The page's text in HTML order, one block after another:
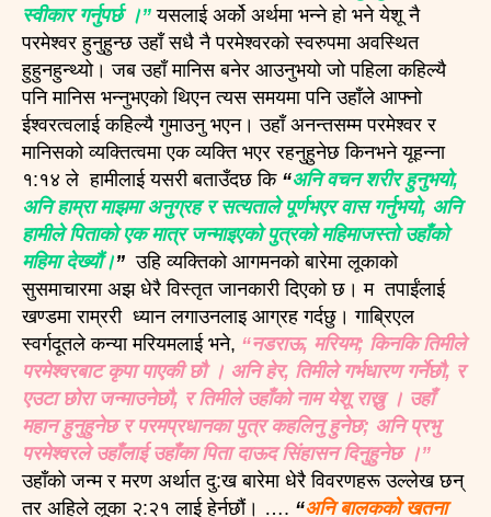
स्वीकार गर्नुपर्छ ।”यसलाई अर्को अर्थमा भन्ने हो भने येशू नै
परमेश्वर हुनुहुन्छ उहाँ सधै नै परमेश्वरको स्वरुपमा अवस्थित
हुहुनहुन्थ्यो। जब उहाँ मानिस बनेर आउनुभयो जो पहिला कहिल्यै
पनि मानिस भन्नुभएको थिएन त्यस समयमा पनि उहाँले आफ्नो
ईश्वरत्वलाई कहिल्यै गुमाउनु भएन। उहाँ अनन्तसम्म परमेश्वर र
मानिसको व्यक्तित्वमा एक व्यक्ति भएर रहनुहुनेछ किनभने यूहन्ना
१:१४ ले हामीलाई यसरी बताउँदछ कि “अनि वचन शरीर हुनुभयो,
अनि हाम्रा माझमा अनुग्रह र सत्यताले पूर्णभएर वास गर्नुभयो, अनि
हामीले पिताको एक मात्र जन्माइएको पुत्रको महिमाजस्तो उहाँको
महिमा देख्यौं।” उहि व्यक्तिको आगमनको बारेमा लूकाको
सुसमाचारमा अझ धेरै विस्तृत जानकारी दिएको छ। म तपाईंलाई
खण्डमा राम्ररी ध्यान लगाउनलाइ आग्रह गर्दछु। गाब्रिएल
स्वर्गदूतले कन्या मरियमलाई भने, “नडराऊ, मरियम; किनकि तिमीले
परमेश्वरबाट कृपा पाएकी छौ । अनि हेर, तिमीले गर्भधारण गर्नेछौ, र
एउटा छोरा जन्माउनेछौ, र तिमीले उहाँको नाम येशू राख्नु । उहाँ
महान हुनुहुनेछ र परमप्रधानका पुत्र कहलिनु हुनेछ; अनि प्रभु
परमेश्वरले उहाँलाई उहाँका पिता दाऊद सिंहासन दिनुहुनेछ ।”
उहाँको जन्म र मरण अर्थात दु:ख बारेमा धेरै विवरणहरू उल्लेख छन्
तर अहिले लूका २:२१ लाई हेर्नछौं। …. “अनि बालकको खतना